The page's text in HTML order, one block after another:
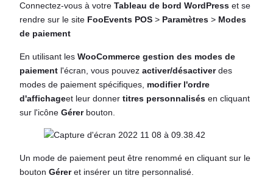
Connectez-vous à votre Tableau de bord WordPress et se
rendre sur le site FooEvents POS > Paramètres > Modes
de paiement
En utilisant les WooCommerce gestion des modes de
paiement l'écran, vous pouvez activer/désactiverdes
modes de paiement spécifiques, modifier l'ordre
d'affichageet leur donner titres personnalisés en cliquant
sur l'icône Gérerbouton.
Un mode de paiement peut être renommé en cliquant sur le
bouton Géreret insérer un titre personnalisé.